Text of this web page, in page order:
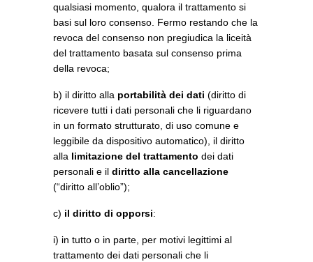
qualsiasi momento, qualora il trattamento si
basi sul loro consenso. Fermo restando che la
revoca del consenso non pregiudica la liceità
del trattamento basata sul consenso prima
della revoca;
b) il diritto alla portabilità dei dati (diritto di
ricevere tutti i dati personali che li riguardano
in un formato strutturato, di uso comune e
leggibile da dispositivo automatico), il diritto
alla limitazione del trattamento dei dati
personali e il diritto alla cancellazione
(“diritto all’oblio”);
c) il diritto di opporsi:
i) in tutto o in parte, per motivi legittimi al
trattamento dei dati personali che li